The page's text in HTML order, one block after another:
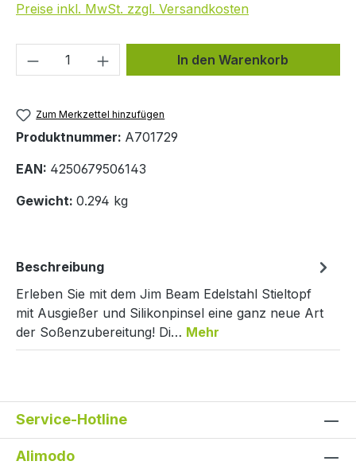
Preise inkl. MwSt. zzgl. Versandkosten
Produkt Anzahl: Gib denIn den Warenkorb
Zum Merkzettel hinzufügen
Produktnummer: A701729
EAN: 4250679506143
Gewicht: 0.294 kg
Beschreibung
Erleben Sie mit dem Jim Beam Edelstahl Stieltopf
mit Ausgießer und Silikonpinsel eine ganz neue Art
der Soßenzubereitung! Di… Mehr
Service-Hotline
Alimodo